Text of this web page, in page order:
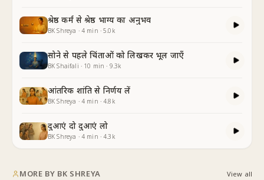
श्रेष्ठ कर्म से श्रेष्ठ भाग्य का अनुभव
BK Shreya · 4 min ·5.0k
सोने से पहले चिंताओं को लिखकर भूल जाएँ
BK Shaifali · 10 min · 9.3k
आंतरिक शांति से निर्णय लें
BK Shreya · 4 min ·4.8k
दुआएं दो दुआएं लो
BK Shreya · 4 min ·4.3k
MORE BY BK SHREYA View all